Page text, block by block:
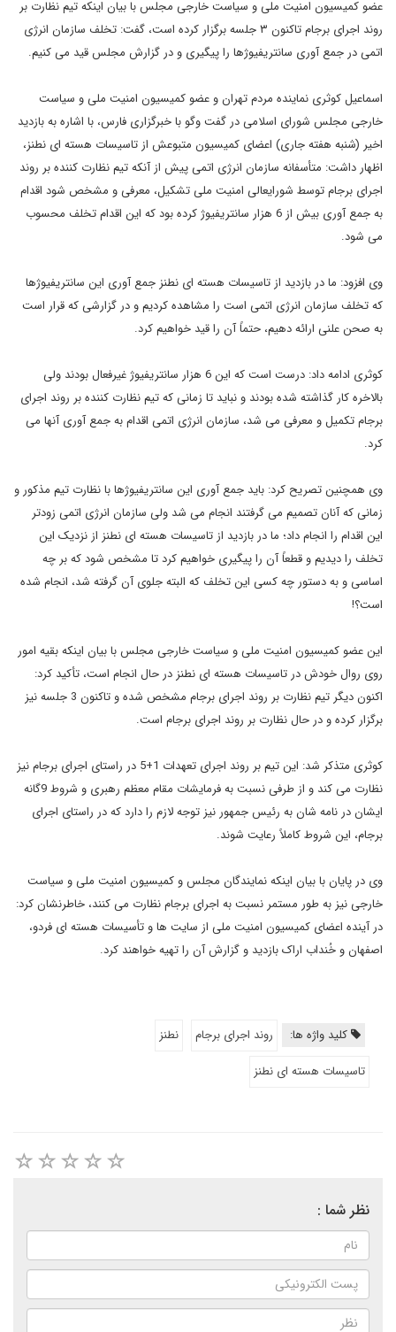
عضو کمیسیون امنیت ملی و سیاست خارجی مجلس با بیان اینکه تیم نظارت بر
روند اجرای برجام تاکنون ۳ جلسه برگزار کرده است، گفت: تخلف سازمان انرژی
اتمی در جمع آوری سانتریفیوژها را پیگیری و در گزارش مجلس قید می کنیم.
اسماعیل کوثری نماینده مردم تهران و عضو کمیسیون امنیت ملی و سیاست
خارجی مجلس شورای اسلامی در گفت وگو با خبرگزاری فارس، با اشاره به بازدید
اخیر (شنبه هفته جاری) اعضای کمیسیون متبوعش از تاسیسات هسته ای نطنز،
اظهار داشت: متأسفانه سازمان انرژی اتمی پیش از آنکه تیم نظارت کننده بر روند
اجرای برجام توسط شورایعالی امنیت ملی تشکیل، معرفی و مشخص شود اقدام
به جمع آوری بیش از 6 هزار سانتریفیوژ کرده بود که این اقدام تخلف محسوب
می شود.
وی افزود: ما در بازدید از تاسیسات هسته ای نطنز جمع آوری این سانتریفیوژها
که تخلف سازمان انرژی اتمی است را مشاهده کردیم و در گزارشی که قرار است
به صحن علنی ارائه دهیم، حتماً آن را قید خواهیم کرد.
کوثری ادامه داد: درست است که این 6 هزار سانتریفیوژ غیرفعال بودند ولی
بالاخره کار گذاشته شده بودند و نباید تا زمانی که تیم نظارت کننده بر روند اجرای
برجام تکمیل و معرفی می شد، سازمان انرژی اتمی اقدام به جمع آوری آنها می
کرد.
وی همچنین تصریح کرد: باید جمع آوری این سانتریفیوژها با نظارت تیم مذکور و
زمانی که آنان تصمیم می گرفتند انجام می شد ولی سازمان انرژی اتمی زودتر
این اقدام را انجام داد؛ ما در بازدید از تاسیسات هسته ای نطنز از نزدیک این
تخلف را دیدیم و قطعاً آن را پیگیری خواهیم کرد تا مشخص شود که بر چه
اساسی و به دستور چه کسی این تخلف که البته جلوی آن گرفته شد، انجام شده
است؟!
این عضو کمیسیون امنیت ملی و سیاست خارجی مجلس با بیان اینکه بقیه امور
روی روال خودش در تاسیسات هسته ای نطنز در حال انجام است، تأکید کرد:
اکنون دیگر تیم نظارت بر روند اجرای برجام مشخص شده و تاکنون 3 جلسه نیز
برگزار کرده و در حال نظارت بر روند اجرای برجام است.
کوثری متذکر شد: این تیم بر روند اجرای تعهدات 1+5 در راستای اجرای برجام نیز
نظارت می کند و از طرفی نسبت به فرمایشات مقام معظم رهبری و شروط 9گانه
ایشان در نامه شان به رئیس جمهور نیز توجه لازم را دارد که در راستای اجرای
برجام، این شروط کاملاً رعایت شوند.
وی در پایان با بیان اینکه نمایندگان مجلس و کمیسیون امنیت ملی و سیاست
خارجی نیز به طور مستمر نسبت به اجرای برجام نظارت می کنند، خاطرنشان کرد:
در آینده اعضای کمیسیون امنیت ملی از سایت ها و تأسیسات هسته ای فردو،
اصفهان و خُنداب اراک بازدید و گزارش آن را تهیه خواهند کرد.
کلید واژه ها: روند اجرای برجام
نطنز
تاسیسات هسته ای نطنز
نظر شما :